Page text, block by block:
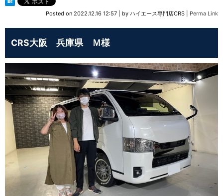
Posted on 2022.12.16 12:57 by ハイエース専門店CRS Perma Link
CRS大阪 兵庫県 Ｍ様